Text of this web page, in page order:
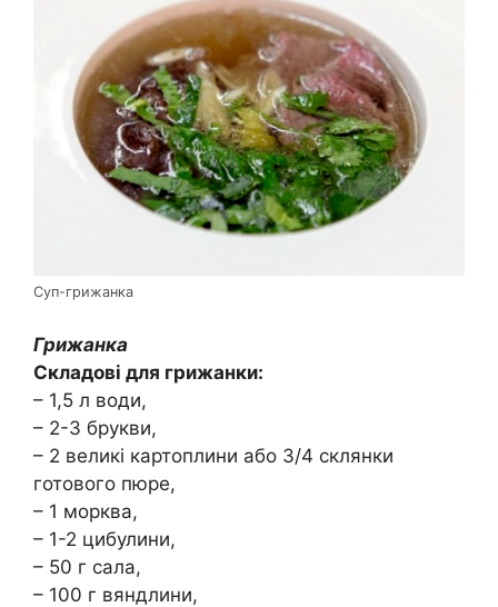
Суп-грижанка
Грижанка
Складові для грижанки:
– 1,5 л води,
– 2-3 брукви,
– 2 великі картоплини або 3/4 склянки
готового пюре,
– 1 морква,
– 1-2 цибулини,
– 50 г сала,
– 100 г вяндлини,